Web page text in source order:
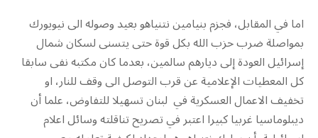
اما في المقابل، فجزم بنيامين نتنياهو بعيد وصوله الى نيويورك
بمواصلة ضرب حزب الله بكل قوة حتى يتسنى لسكان شمال
إسرائيل العودة إلى ديارهم سالمين، بعدما كان مكتبه نفى سابقا
كل المعطيات الإعلامية عن قرب التوصل الى وقف للنار، او
تخفيف الاعمال العسكرية في لبنان تسهيلا للتفاوض، علما أن
ديبلوماسيا غربيا كبيرا اعتبر في تصريح تناقلته وسائل اعلام